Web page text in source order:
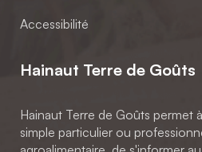
Accessibilité
Hainaut Terre de Goûts
Hainaut Terre de Goûts permet
simple particulier ou